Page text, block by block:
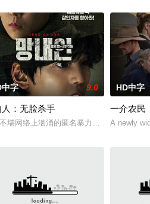
的神秘零食，以及人们来到那里展开一
字 9.0
人：无脸杀手
堪网络上汹涌的匿名暴力，选择结束年
HD中字
一介农民
A newly